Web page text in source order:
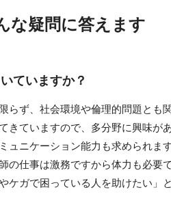
な疑問に答えます
ていますか？
らず、社会環境や倫理的問題とも
きていますので、多分野に興味が
ュニケーション能力も求められま
の仕事は激務ですから体力も必要で
ケガで困っている人を助けたい」